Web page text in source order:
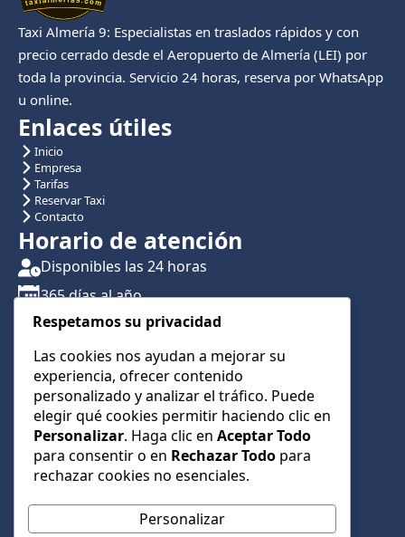
Taxi Almería 9: Especialistas en traslados rápidos y con
precio cerrado desde el Aeropuerto de Almería (LEI) por
toda la provincia. Servicio 24 horas, reserva por WhatsApp
u online.
Enlaces útiles
Inicio
Empresa
Tarifas
Reservar Taxi
Contacto
Horario de atención
Disponibles las 24 horas
365 días al año
Traslados con reserva previa
Atención por teléfono y WhatsApp 24/7
CONTÁCTANOS
+34 622 01 23 74
+34 622 01 23 74
info@taxialmeria9.com
Respetamos su privacidad
Las cookies nos ayudan a mejorar su
experiencia, ofrecer contenido
personalizado y analizar el tráfico. Puede
elegir qué cookies permitir haciendo clic en
Personalizar. Haga clic en Aceptar Todo
para consentir o en Rechazar Todo para
rechazar cookies no esenciales.
Personalizar